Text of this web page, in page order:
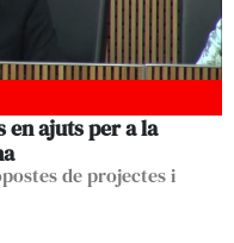
en ajuts per a la
de projectes i